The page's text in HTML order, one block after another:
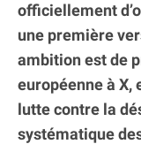
officiellement
une première
ambition est de
européenne à X,
lutte contre la
systématique